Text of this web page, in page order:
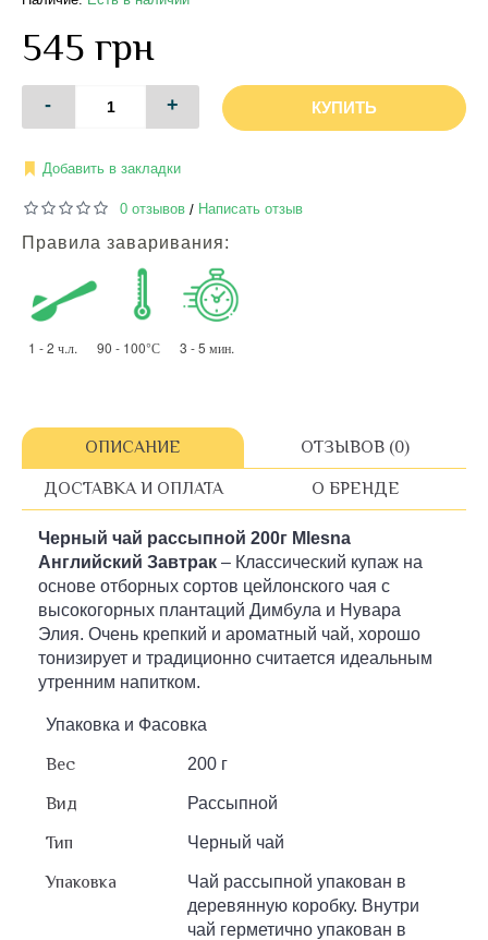
545 грн
- + КУПИТЬ
Добавить в закладки
0 отзывов / Написать отзыв
Правила заваривания:
1 - 2 ч.л. 90 - 100°С 3 - 5 мин.
ОПИСАНИЕ ОТЗЫВОВ (0)
ДОСТАВКА И ОПЛАТА О БРЕНДЕ
Черный чай рассыпной 200г Mlesna
Английский Завтрак – Классический купаж на
основе отборных сортов цейлонского чая с
высокогорных плантаций Димбула и Нувара
Элия. Очень крепкий и ароматный чай, хорошо
тонизирует и традиционно считается идеальным
утренним напитком.
Упаковка и Фасовка
Вес 200 г
Вид Рассыпной
Тип Черный чай
Упаковка
Чай рассыпной упакован в
деревянную коробку. Внутри
чай герметично упакован в